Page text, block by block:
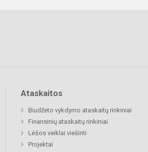
Ataskaitos
Biudžeto vykdymo ataskaitų rinkiniai
Finansinių ataskaitų rinkiniai
Lėšos veiklai viešinti
Projektai